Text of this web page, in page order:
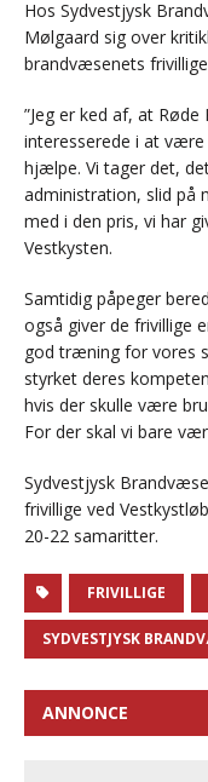
Hos Sydvestjysk
Mølgaard sig over
brandvæsenets
”Jeg er ked af, at
interesserede i at
hjælpe. Vi tager det,
administration, slid på
med i den pris, vi har
Vestkysten.
Samtidig påpeger
også giver de frivillige
god træning for vores
styrket deres
hvis der skulle være
For der skal vi bare
Sydvestjysk
frivillige ved
20-22 samaritter.
FRIVILLIGE
SYDVESTJYSK
ANNONCE